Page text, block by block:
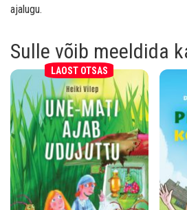
ajalugu.
Sulle võib meeldida
LAOST OTSAS